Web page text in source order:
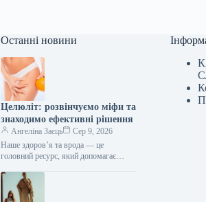
Останні новини
Целюліт: розвінчуємо міфи та
знаходимо ефективні рішення
Ангеліна Заєць
Сер 9, 2026
Наше здоров’я та врода — це
головний ресурс, який допомагає
Редакція «Україночки» підготувала
для вас…